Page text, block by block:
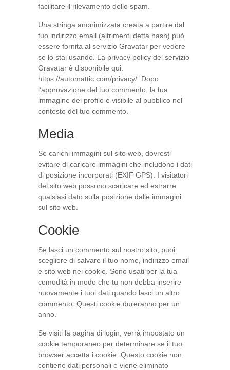
facilitare il rilevamento dello spam.
Una stringa anonimizzata creata a partire dal
tuo indirizzo email (altrimenti detta hash) può
essere fornita al servizio Gravatar per vedere
se lo stai usando. La privacy policy del servizio
Gravatar è disponibile qui:
https://automattic.com/privacy/. Dopo
l’approvazione del tuo commento, la tua
immagine del profilo è visibile al pubblico nel
contesto del tuo commento.
Media
Se carichi immagini sul sito web, dovresti
evitare di caricare immagini che includono i dati
di posizione incorporati (EXIF GPS). I visitatori
del sito web possono scaricare ed estrarre
qualsiasi dato sulla posizione dalle immagini
sul sito web.
Cookie
Se lasci un commento sul nostro sito, puoi
scegliere di salvare il tuo nome, indirizzo email
e sito web nei cookie. Sono usati per la tua
comodità in modo che tu non debba inserire
nuovamente i tuoi dati quando lasci un altro
commento. Questi cookie dureranno per un
anno.
Se visiti la pagina di login, verrà impostato un
cookie temporaneo per determinare se il tuo
browser accetta i cookie. Questo cookie non
contiene dati personali e viene eliminato